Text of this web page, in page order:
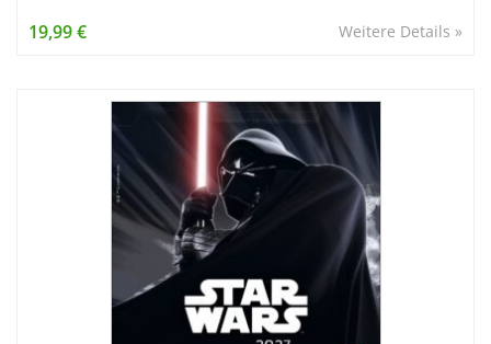
Young Adult
Weitere Details »
19,99 €